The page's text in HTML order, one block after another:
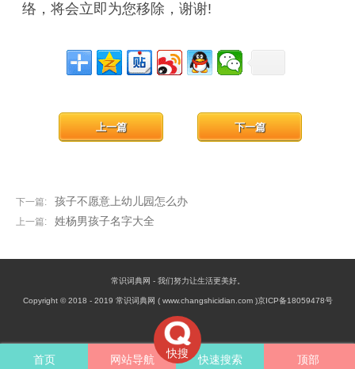
络，将会立即为您移除，谢谢!
下一篇: 孩子不愿意上幼儿园怎么办
下一篇
上一篇: 姓杨男孩子名字大全
上一篇
快搜
首页 网站导航 快速搜索 顶部
常识词典网 - 我们努力让生活更美好。
Copyright © 2018 - 2019 常识词典网 ( www.changshicidian.com )京ICP备18059478号